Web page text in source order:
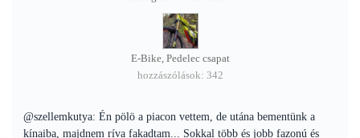
E-Bike, Pedelec csapat
hozzászólások: 342
@szellemkutya: Én pölö a piacon vettem, de utána bementünk a
kínaiba, majdnem ríva fakadtam... Sokkal több és jobb fazonú és